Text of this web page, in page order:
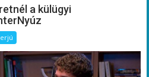
a külügyi